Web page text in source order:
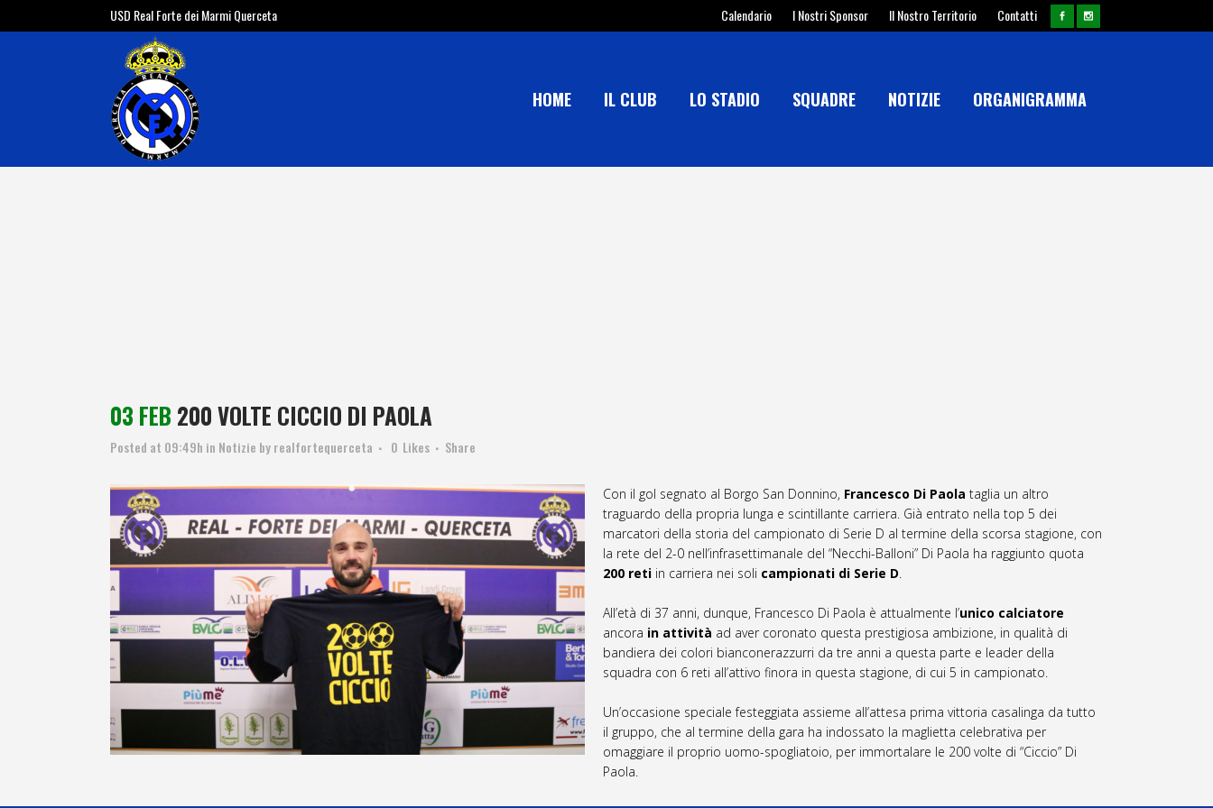
USD Real Forte dei Marmi Querceta Calendario I Nostri Sponsor Il Nostro Territorio Contatti
HOME IL CLUB LO STADIO SQUADRE NOTIZIE ORGANIGRAMMA
03 FEB 200 VOLTE CICCIO DI PAOLA
Posted at 09:49h in Notizie byrealfortequerceta 0 Likes Share
Con il gol segnato al Borgo San Donnino, Francesco Di Paola taglia un altro
traguardo della propria lunga e scintillante carriera. Già entrato nella top 5 dei
marcatori della storia del campionato di Serie D al termine della scorsa stagione, con
la rete del 2-0 nell’infrasettimanale del “Necchi-Balloni” Di Paola ha raggiunto quota
200 reti in carriera nei soli campionati di Serie D.
All’età di 37 anni, dunque, Francesco Di Paola è attualmente l’unico calciatore
ancora in attività ad aver coronato questa prestigiosa ambizione, in qualità di
bandiera dei colori bianconerazzurri da tre anni a questa parte e leader della
squadra con 6 reti all’attivo finora in questa stagione, di cui 5 in campionato.
Un’occasione speciale festeggiata assieme all’attesa prima vittoria casalinga da tutto
il gruppo, che al termine della gara ha indossato la maglietta celebrativa per
omaggiare il proprio uomo-spogliatoio, per immortalare le 200 volte di “Ciccio” Di
Paola.